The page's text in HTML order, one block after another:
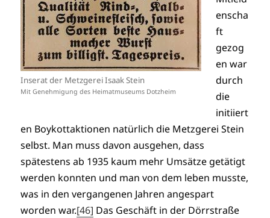
Inserat der Metzgerei Isaak Stein
Mit Genehmigung des Heimatmuseums Dotzheim
enscha
ft
gezog
en war
durch
die
initiiert
en Boykottaktionen natürlich die Metzgerei Stein
selbst. Man muss davon ausgehen, dass
spätestens ab 1935 kaum mehr Umsätze getätigt
werden konnten und man von dem leben musste,
was in den vergangenen Jahren angespart
worden war.[46] Das Geschäft in der Dörrstraße